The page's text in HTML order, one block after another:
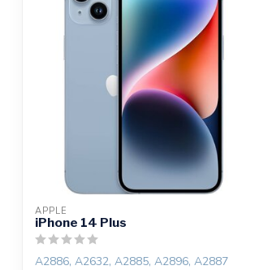
APPLE
iPhone 14 Plus
A2886, A2632, A2885, A2896, A2887